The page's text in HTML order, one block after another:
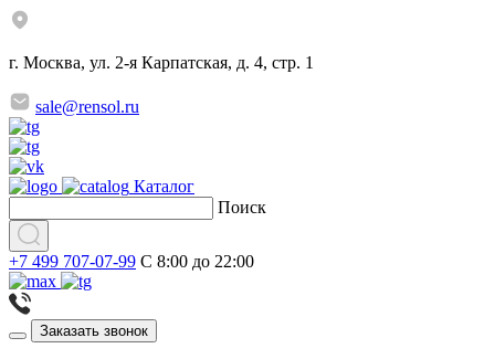
г. Москва, ул. 2-я Карпатская, д. 4, стр. 1
sale@rensol.ru
Каталог
Поиск
+7 499 707-07-99 C 8:00 до 22:00
Заказать звонок